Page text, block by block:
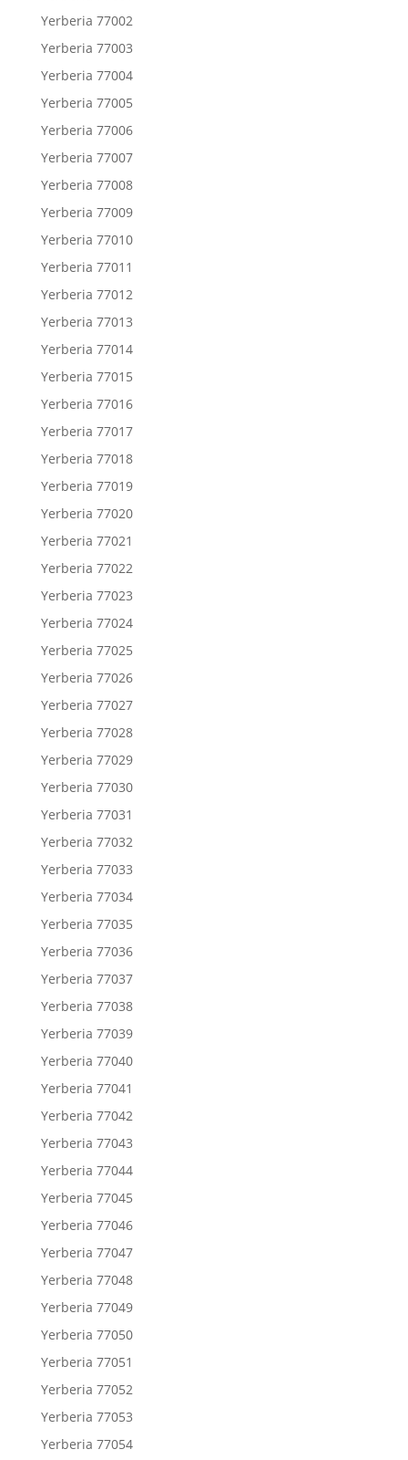
Yerberia 77002
Yerberia 77003
Yerberia 77004
Yerberia 77005
Yerberia 77006
Yerberia 77007
Yerberia 77008
Yerberia 77009
Yerberia 77010
Yerberia 77011
Yerberia 77012
Yerberia 77013
Yerberia 77014
Yerberia 77015
Yerberia 77016
Yerberia 77017
Yerberia 77018
Yerberia 77019
Yerberia 77020
Yerberia 77021
Yerberia 77022
Yerberia 77023
Yerberia 77024
Yerberia 77025
Yerberia 77026
Yerberia 77027
Yerberia 77028
Yerberia 77029
Yerberia 77030
Yerberia 77031
Yerberia 77032
Yerberia 77033
Yerberia 77034
Yerberia 77035
Yerberia 77036
Yerberia 77037
Yerberia 77038
Yerberia 77039
Yerberia 77040
Yerberia 77041
Yerberia 77042
Yerberia 77043
Yerberia 77044
Yerberia 77045
Yerberia 77046
Yerberia 77047
Yerberia 77048
Yerberia 77049
Yerberia 77050
Yerberia 77051
Yerberia 77052
Yerberia 77053
Yerberia 77054